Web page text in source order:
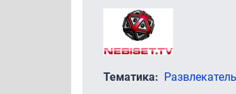
Тематика